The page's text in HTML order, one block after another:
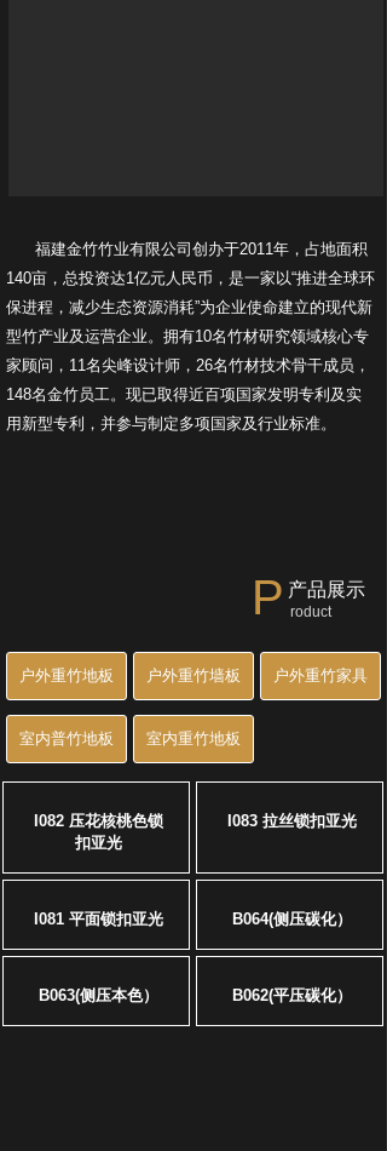
福建金竹竹业有限公司创办于2011年，占地面积
140亩，总投资达1亿元人民币，是一家以“推进全球环
保进程，减少生态资源消耗”为企业使命建立的现代新
型竹产业及运营企业。拥有10名竹材研究领域核心专
家顾问，11名尖峰设计师，26名竹材技术骨干成员，
148名金竹员工。现已取得近百项国家发明专利及实
用新型专利，并参与制定多项国家及行业标准。
产品展示
P roduct
户外重竹地板 户外重竹墙板 户外重竹家具
室内重竹地板
I082 压花核桃色锁
扣亚光
I083 拉丝锁扣亚光
I081 平面锁扣亚光 B064(侧压碳化）
B063(侧压本色） B062(平压碳化）
室内普竹地板